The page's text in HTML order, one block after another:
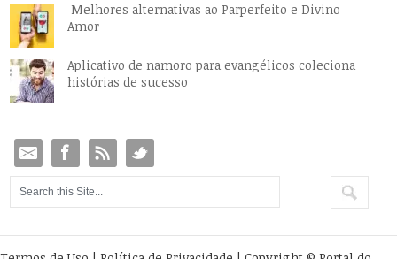
Melhores alternativas ao Parperfeito e Divino
Amor
Aplicativo de namoro para evangélicos coleciona
histórias de sucesso